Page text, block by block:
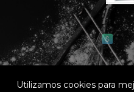
Mamis
¿Te gusta mi
Utilizamos cookies para